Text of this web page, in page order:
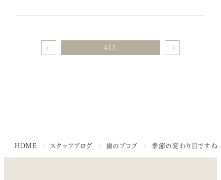
ALL
HOME スタッフブログ 歯のブログ 季節の変わり目ですね